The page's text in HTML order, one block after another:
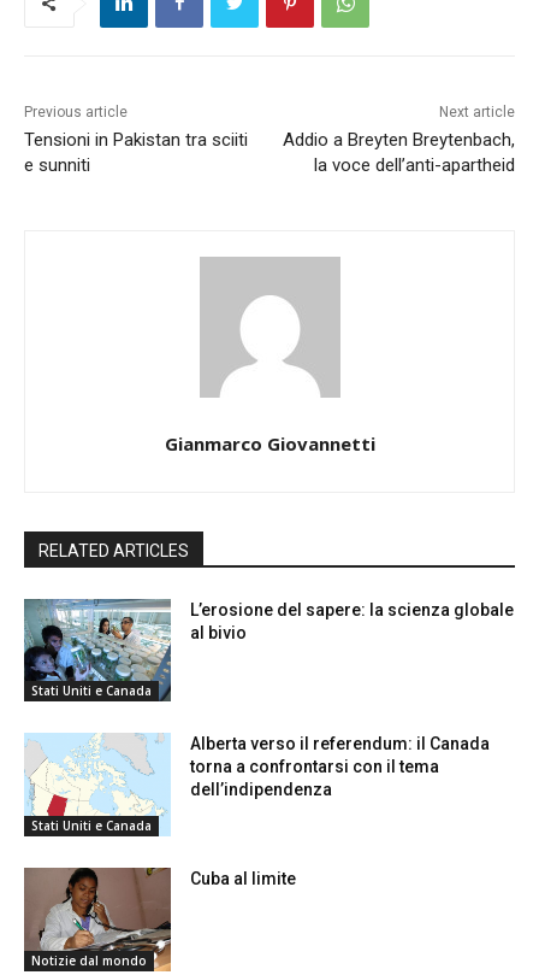
Previous article
Tensioni in Pakistan tra sciiti
e sunniti
Next article
Addio a Breyten Breytenbach,
la voce dell’anti-apartheid
Gianmarco Giovannetti
RELATED ARTICLES
Stati Uniti e Canada
L’erosione del sapere: la scienza globale
al bivio
Stati Uniti e Canada
Alberta verso il referendum: il Canada
torna a confrontarsi con il tema
dell’indipendenza
Notizie dal mondo
Cuba al limite